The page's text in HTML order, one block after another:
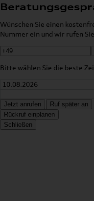
Wünschen Sie einen
Nummer ein und wir rufen
Bitte wählen Sie die beste
Jetzt anrufen
Ruf später an
Rückruf einplanen
Schließen